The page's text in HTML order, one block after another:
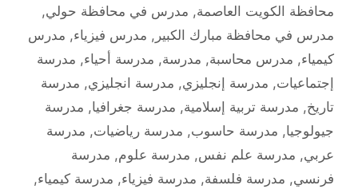
محافظة الكويت العاصمة, مدرس في محافظة حولي,
مدرس في محافظة مبارك الكبير , مدرس فيزياء, مدرس
كيمياء, مدرس محاسبة, مدرسة, مدرسة أحياء, مدرسة
إجتماعيات, مدرسة إنجليزي, مدرسة انجليزي, مدرسة
تاريخ, مدرسة تربية إسلامية, مدرسة جغرافيا, مدرسة
جيولوجيا, مدرسة حاسوب, مدرسة رياضيات, مدرسة
عربي, مدرسة علم نفس, مدرسة علوم, مدرسة
فرنسي, مدرسة فلسفة, مدرسة فيزياء, مدرسة كيمياء,